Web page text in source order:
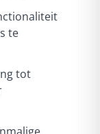
te
tot